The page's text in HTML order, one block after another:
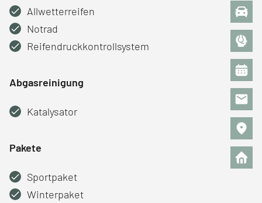
Allwetterreifen
Notrad
Reifendruckkontrollsystem
Abgasreinigung
Katalysator
Pakete
Sportpaket
Winterpaket